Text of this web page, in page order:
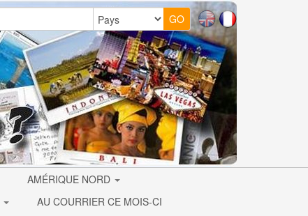
AMÉRIQUE NORD
AU COURRIER CE MOIS-CI